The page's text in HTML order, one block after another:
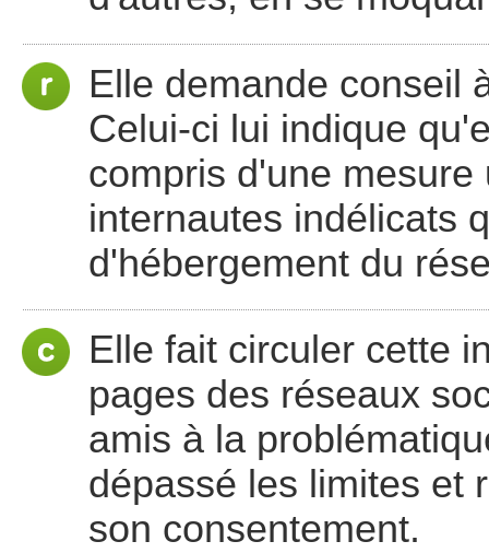
Elle demande conseil
Celui-ci lui indique
compris d'une
internautes indélicats
d'hébergement du
Elle fait circuler cette
pages des réseaux
amis à la
dépassé les limites et
son consentement.